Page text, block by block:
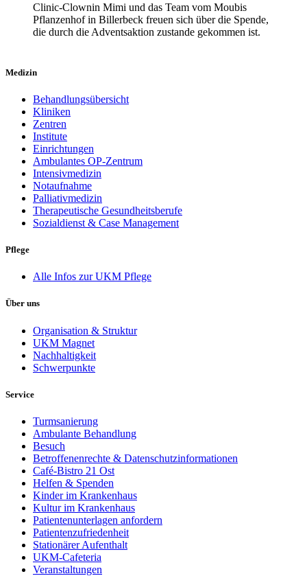
Clinic-Clownin Mimi und das Team vom Moubis
Pflanzenhof in Billerbeck freuen sich über die Spende,
die durch die Adventsaktion zustande gekommen ist.
Medizin
Behandlungsübersicht
Kliniken
Zentren
Institute
Einrichtungen
Ambulantes OP-Zentrum
Intensivmedizin
Notaufnahme
Palliativmedizin
Therapeutische Gesundheitsberufe
Sozialdienst & Case Management
Pflege
Alle Infos zur UKM Pflege
Über uns
Organisation & Struktur
UKM Magnet
Nachhaltigkeit
Schwerpunkte
Service
Turmsanierung
Ambulante Behandlung
Besuch
Betroffenenrechte & Datenschutzinformationen
Café-Bistro 21 Ost
Helfen & Spenden
Kinder im Krankenhaus
Kultur im Krankenhaus
Patientenunterlagen anfordern
Patientenzufriedenheit
Stationärer Aufenthalt
UKM-Cafeteria
Veranstaltungen